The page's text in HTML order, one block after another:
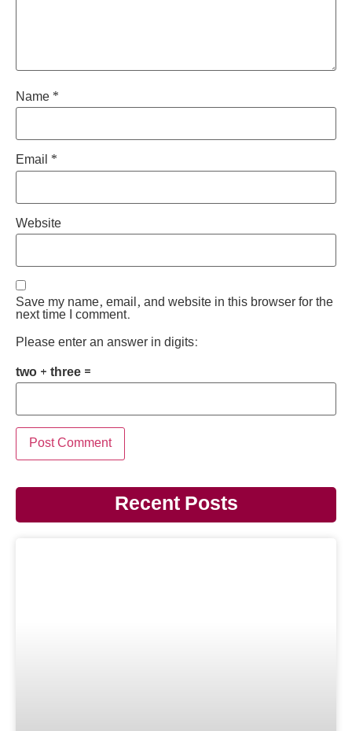
Name *
Email *
Website
Save my name, email, and website in this browser for the
next time I comment.
Please enter an answer in digits:
two + three =
Recent Posts